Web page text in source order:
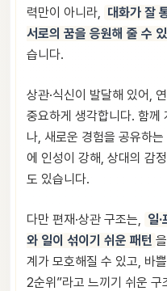
력만이 아니라, 대화가 잘
서로의 꿈을 응원해 줄 수
습니다.
상관·식신이 발달해 있어,
중요하게 생각합니다. 함께
나, 새로운 경험을 공유하
에 인성이 강해, 상대의 감
도 있습니다.
다만 편재·상관 구조는, 일
와 일이 섞이기 쉬운 패턴
계가 모호해질 수 있고, 바
2순위”라고 느끼기 쉬운 구